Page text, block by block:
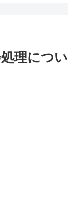
理につい